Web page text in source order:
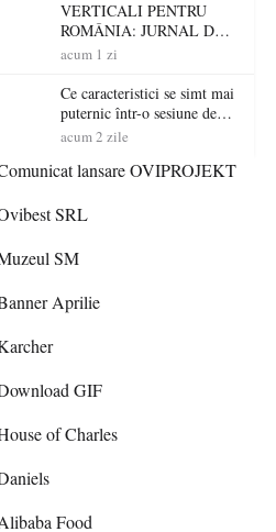
verificate
VERTICALI PENTRU
ROMÂNIA: JURNAL DE
CĂLĂTORIE FIJET
acum 1 zi
Ce caracteristici se simt mai
puternic într-o sesiune de
distracție la sloturi online:
RTP?
acum 2 zile